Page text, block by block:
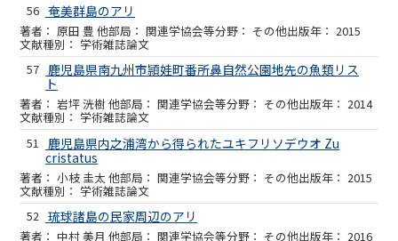
56 奄美群島のアリ
原田 豊 他 関連学協会等 その他 2015
学術雑誌論文
57 鹿児島県南九州市頴娃町番所鼻自然公園地先の魚類リス
ト
岩坪 洸樹 他 関連学協会等 その他 2014
学術雑誌論文
51
鹿児島県内之浦湾から得られたユキフリソデウオ Zu
cristatus
小枝 圭太 他 関連学協会等 その他 2015
学術雑誌論文
52 琉球諸島の民家周辺のアリ
中村 美月 他 関連学協会等 その他 2016